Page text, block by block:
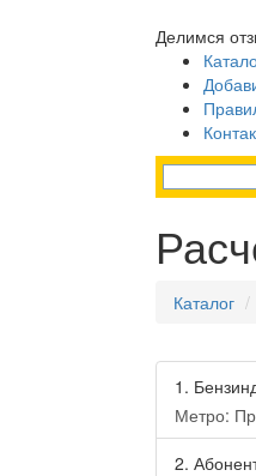
Делимся
Каталог
1.
Метро:
2.